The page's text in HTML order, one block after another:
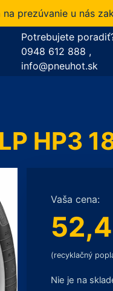
u nás
Potrebujete
0948 612 888 ,
info@pneuhot.sk
HP3
Vaša cena:
(recyklačný
Nie je na